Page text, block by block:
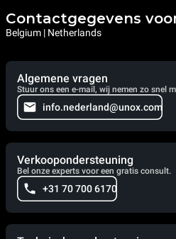
Contactgegevens
Belgium | Netherlands
Algemene vragen
Stuur ons een e-mail, wij nemen zo snel
info.nederland@unox.com
Verkoopondersteuning
Bel onze experts voor een gratis consult.
+31 70 700 6170